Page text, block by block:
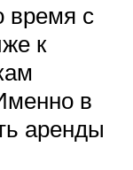
время с
к
в
аренды